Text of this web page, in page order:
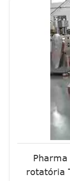
rotatória